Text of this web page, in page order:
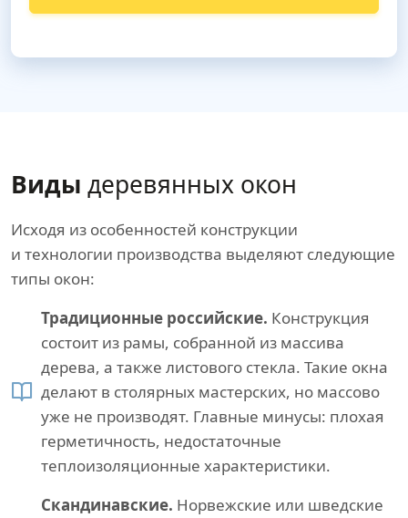
Виды деревянных окон
Исходя из особенностей конструкции
и технологии производства выделяют следующие
типы окон:
Традиционные российские. Конструкция
состоит из рамы, собранной из массива
дерева, а также листового стекла. Такие окна
делают в столярных мастерских, но массово
уже не производят. Главные минусы: плохая
герметичность, недостаточные
теплоизоляционные характеристики.
Скандинавские. Норвежские или шведские